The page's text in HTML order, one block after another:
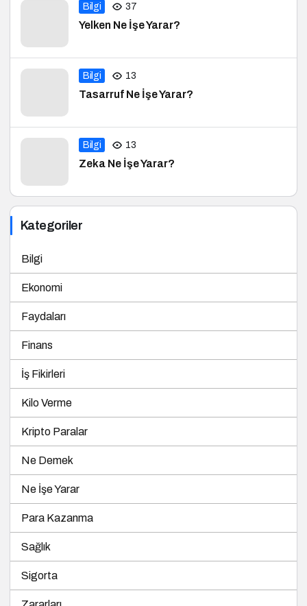
Bilgi 37
Yelken Ne İşe Yarar?
Bilgi 13
Tasarruf Ne İşe Yarar?
Bilgi 13
Zeka Ne İşe Yarar?
Kategoriler
Bilgi
Ekonomi
Faydaları
Finans
İş Fikirleri
Kilo Verme
Kripto Paralar
Ne Demek
Ne İşe Yarar
Para Kazanma
Sağlık
Sigorta